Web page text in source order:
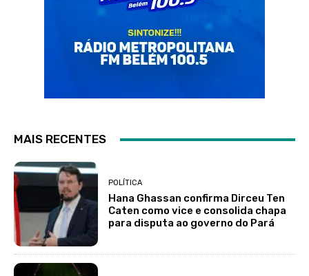
MAIS RECENTES
POLÍTICA
Hana Ghassan confirma Dirceu Ten
Caten como vice e consolida chapa
para disputa ao governo do Pará